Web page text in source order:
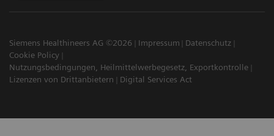
Siemens Healthineers AG ©2026 Impressum
Datenschutz
Cookie Policy
Nutzungsbedingungen, Heilmittelwerbegesetz, Exportkontrolle
Lizenzen von Drittanbietern
Digital Services Act